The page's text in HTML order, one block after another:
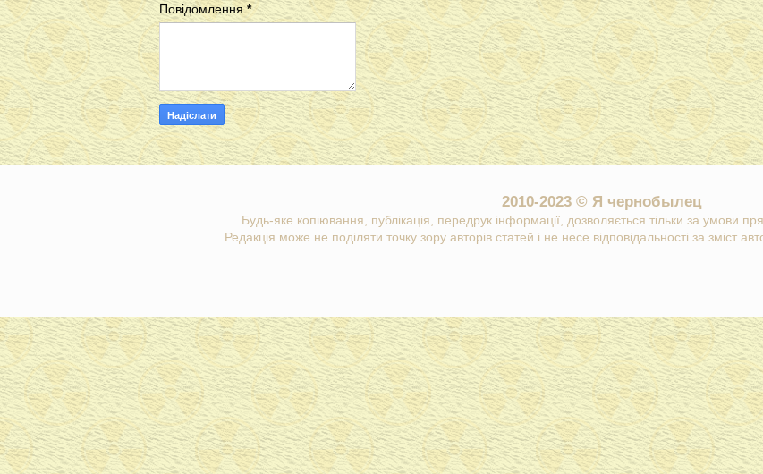
Повідомлення *
2010-2023 © Я чернобылец
Будь-яке копіювання, публікація, передрук інформації, дозволяється тільки за умови
Редакція може не поділяти точку зору авторів статей і не несе відповідальності за зміст